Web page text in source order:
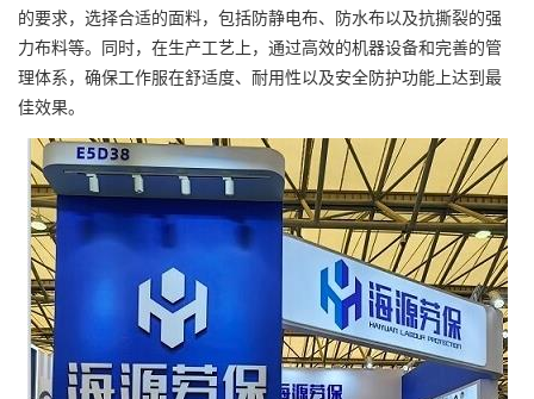
的要求，选择合适的面料，包括防静电布、防水布以及抗撕裂的强
力布料等。同时，在生产工艺上，通过高效的机器设备和完善的管
理体系，确保工作服在舒适度、耐用性以及安全防护功能上达到最
佳效果。